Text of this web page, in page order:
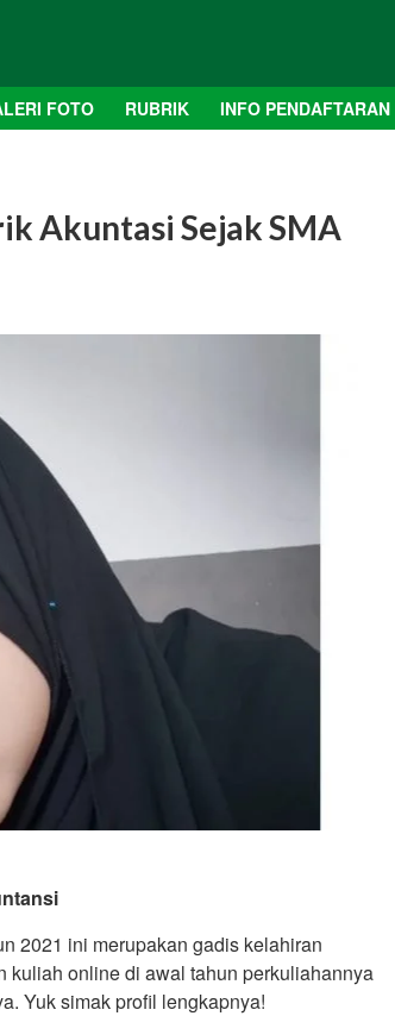
FOTO RUBRIK INFO PENDAFTARAN
Akuntasi Sejak SMA
2021 ini merupakan gadis kelahiran
kuliah online di awal tahun perkuliahannya
Yuk simak profil lengkapnya!